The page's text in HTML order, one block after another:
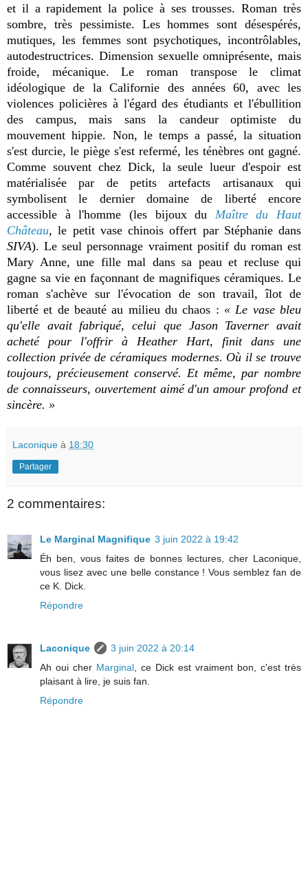
et il a rapidement la police à ses trousses. Roman très
sombre, très pessimiste. Les hommes sont désespérés,
mutiques, les femmes sont psychotiques, incontrôlables,
autodestructrices. Dimension sexuelle omniprésente, mais
froide, mécanique. Le roman transpose le climat
idéologique de la Californie des années 60, avec les
violences policières à l'égard des étudiants et l'ébullition
des campus, mais sans la candeur optimiste du
mouvement hippie. Non, le temps a passé, la situation
s'est durcie, le piège s'est refermé, les ténèbres ont gagné.
Comme souvent chez Dick, la seule lueur d'espoir est
matérialisée par de petits artefacts artisanaux qui
symbolisent le dernier domaine de liberté encore
accessible à l'homme (les bijoux du Maître du Haut
Château, le petit vase chinois offert par Stéphanie dans
SIVA). Le seul personnage vraiment positif du roman est
Mary Anne, une fille mal dans sa peau et recluse qui
gagne sa vie en façonnant de magnifiques céramiques. Le
roman s'achève sur l'évocation de son travail, îlot de
liberté et de beauté au milieu du chaos : « Le vase bleu
qu'elle avait fabriqué, celui que Jason Taverner avait
acheté pour l'offrir à Heather Hart, finit dans une
collection privée de céramiques modernes. Où il se trouve
toujours, précieusement conservé. Et même, par nombre
de connaisseurs, ouvertement aimé d'un amour profond et
sincère. »
Laconique à 18:30
Partager
2 commentaires:
Le Marginal Magnifique 3 juin 2022 à 19:42
Éh ben, vous faites de bonnes lectures, cher Laconique,
vous lisez avec une belle constance ! Vous semblez fan de
ce K. Dick.
Répondre
Laconique
3 juin 2022 à 20:14
Ah oui cher Marginal , ce Dick est vraiment bon, c'est très
plaisant à lire, je suis fan.
Répondre